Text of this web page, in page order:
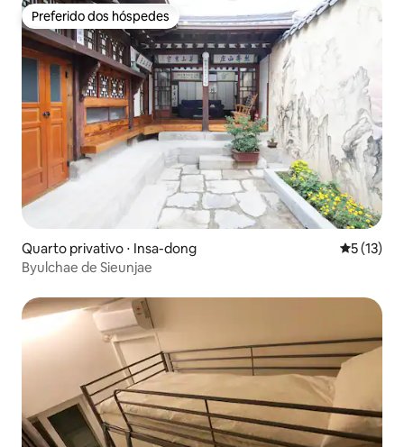
Preferido dos hóspedes
Preferido dos hóspedes
Quarto privativo ⋅ Insa-dong 5 de uma
5 (13)
Byulchae de Sieunjae